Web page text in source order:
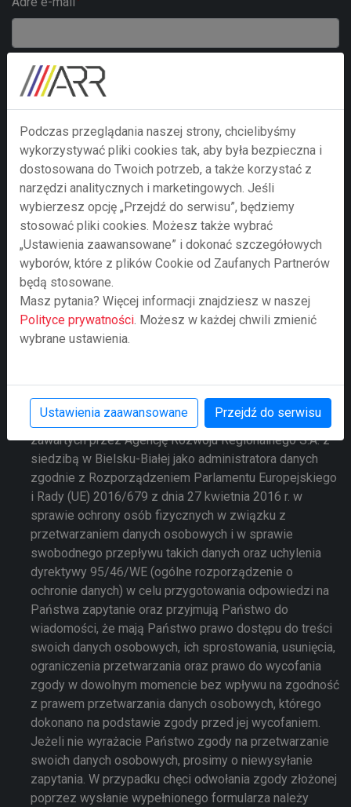
Numer telefonu
Treść zapytania
Przesyłając formularz wyrażają Państwo zgodę na
przetwarzanie swoich danych osobowych w nim
zawartych przez Agencję Rozwoju Regionalnego S.A. z
siedzibą w Bielsku-Białej jako administratora danych
zgodnie z Rozporządzeniem Parlamentu Europejskiego
i Rady (UE) 2016/679 z dnia 27 kwietnia 2016 r. w
sprawie ochrony osób fizycznych w związku z
przetwarzaniem danych osobowych i w sprawie
swobodnego przepływu takich danych oraz uchylenia
dyrektywy 95/46/WE (ogólne rozporządzenie o
ochronie danych) w celu przygotowania odpowiedzi na
Państwa zapytanie oraz przyjmują Państwo do
wiadomości, że mają Państwo prawo dostępu do treści
swoich danych osobowych, ich sprostowania, usunięcia,
ograniczenia przetwarzania oraz prawo do wycofania
zgody w dowolnym momencie bez wpływu na zgodność
z prawem przetwarzania danych osobowych, którego
dokonano na podstawie zgody przed jej wycofaniem.
Jeżeli nie wyrażacie Państwo zgody na przetwarzanie
swoich danych osobowych, prosimy o niewysyłanie
zapytania. W przypadku chęci odwołania zgody złożonej
poprzez wysłanie wypełnionego formularza należy
Podczas przeglądania naszej strony, chcielibyśmy
wykorzystywać pliki cookies tak, aby była bezpieczna i
dostosowana do Twoich potrzeb, a także korzystać z
narzędzi analitycznych i marketingowych. Jeśli
wybierzesz opcję „Przejdź do serwisu”, będziemy
stosować pliki cookies. Możesz także wybrać
„Ustawienia zaawansowane” i dokonać szczegółowych
wyborów, które z plików Cookie od Zaufanych Partnerów
będą stosowane.
Masz pytania? Więcej informacji znajdziesz w naszej
Polityce prywatności. Możesz w każdej chwili zmienić
wybrane ustawienia.
Ustawienia zaawansowane Przejdź do serwisu